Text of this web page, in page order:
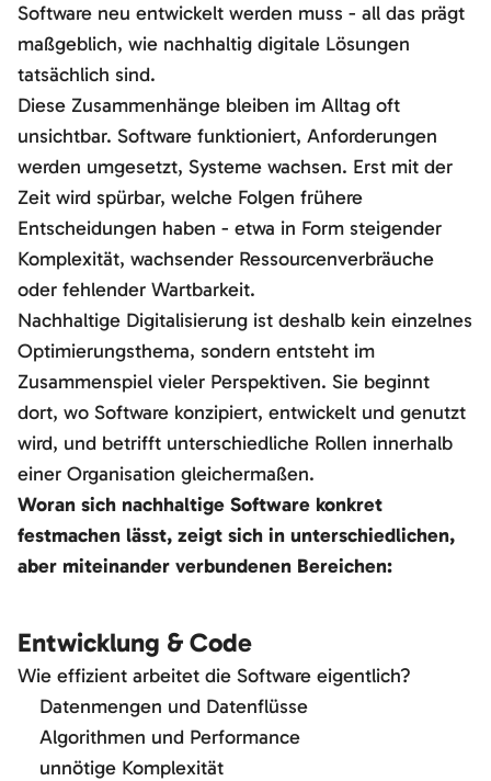
Software neu entwickelt werden muss - all das prägt
maßgeblich, wie nachhaltig digitale Lösungen
tatsächlich sind.
Diese Zusammenhänge bleiben im Alltag oft
unsichtbar. Software funktioniert, Anforderungen
werden umgesetzt, Systeme wachsen. Erst mit der
Zeit wird spürbar, welche Folgen frühere
Entscheidungen haben - etwa in Form steigender
Komplexität, wachsender Ressourcenverbräuche
oder fehlender Wartbarkeit.
Nachhaltige Digitalisierung ist deshalb kein einzelnes
Optimierungsthema, sondern entsteht im
Zusammenspiel vieler Perspektiven. Sie beginnt
dort, wo Software konzipiert, entwickelt und genutzt
wird, und betrifft unterschiedliche Rollen innerhalb
einer Organisation gleichermaßen.
Woran sich nachhaltige Software konkret
festmachen lässt, zeigt sich in unterschiedlichen,
aber miteinander verbundenen Bereichen:
Entwicklung & Code
Wie effizient arbeitet die Software eigentlich?
Datenmengen und Datenflüsse
Algorithmen und Performance
unnötige Komplexität